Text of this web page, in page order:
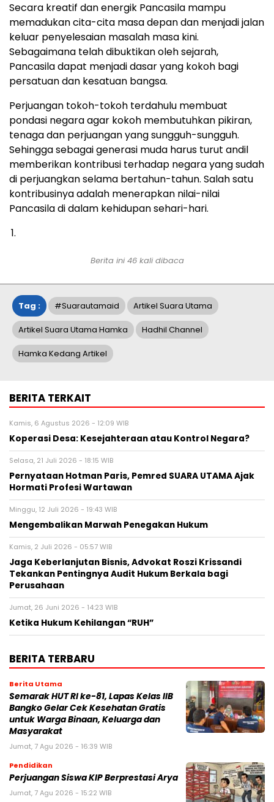
Secara kreatif dan energik Pancasila mampu
memadukan cita-cita masa depan dan menjadi jalan
keluar penyelesaian masalah masa kini.
Sebagaimana telah dibuktikan oleh sejarah,
Pancasila dapat menjadi dasar yang kokoh bagi
persatuan dan kesatuan bangsa.
Perjuangan tokoh-tokoh terdahulu membuat
pondasi negara agar kokoh membutuhkan pikiran,
tenaga dan perjuangan yang sungguh-sungguh.
Sehingga sebagai generasi muda harus turut andil
memberikan kontribusi terhadap negara yang sudah
di perjuangkan selama bertahun-tahun. Salah satu
kontribusinya adalah menerapkan nilai-nilai
Pancasila di dalam kehidupan sehari-hari.
Berita ini 46kali dibaca
Tag : #suarautamaid Artikel Suara Utama
Artikel Suara Utama Hamka Hadhil Channel
Hamka Kedang Artikel
BERITA TERKAIT
Kamis, 6 Agustus 2026 - 12:09 WIB
Koperasi Desa: Kesejahteraan atau Kontrol Negara?
Selasa, 21 Juli 2026 - 18:15 WIB
Pernyataan Hotman Paris, Pemred SUARA UTAMA Ajak
Hormati Profesi Wartawan
Minggu, 12 Juli 2026 - 19:43 WIB
Mengembalikan Marwah Penegakan Hukum
Kamis, 2 Juli 2026 - 05:57 WIB
Jaga Keberlanjutan Bisnis, Advokat Roszi Krissandi
Tekankan Pentingnya Audit Hukum Berkala bagi
Perusahaan
Jumat, 26 Juni 2026 - 14:23 WIB
Ketika Hukum Kehilangan “RUH”
BERITA TERBARU
Berita Utama
Semarak HUT RI ke-81, Lapas Kelas IIB
Bangko Gelar Cek Kesehatan Gratis
untuk Warga Binaan, Keluarga dan
Masyarakat
Jumat, 7 Agu 2026 - 16:39 WIB
Pendidikan
Perjuangan Siswa KIP Berprestasi Arya
Jumat, 7 Agu 2026 - 15:22 WIB